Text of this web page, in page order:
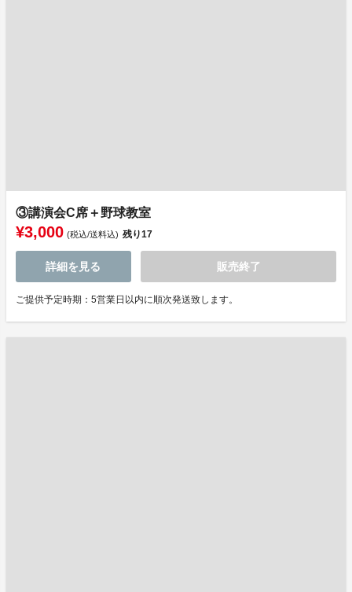
③講演会C席＋野球教室
¥3,000 (税込/送料込) 残り17
詳細を見る 販売終了
ご提供予定時期：5営業日以内に順次発送致します。